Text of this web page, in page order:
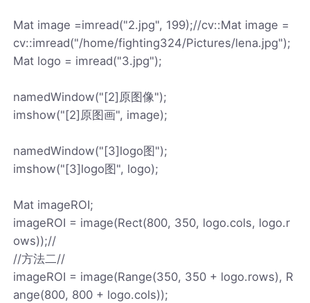
Mat image =imread("2.jpg", 199);//cv::Mat image =
cv::imread("/home/fighting324/Pictures/lena.jpg");
Mat logo = imread("3.jpg");
namedWindow("[2]原图像");
imshow("[2]原图画", image);
namedWindow("[3]logo图");
imshow("[3]logo图", logo);
Mat imageROI;
imageROI = image(Rect(800, 350, logo.cols, logo.r
ows));//
//方法二//
imageROI = image(Range(350, 350 + logo.rows), R
ange(800, 800 + logo.cols));